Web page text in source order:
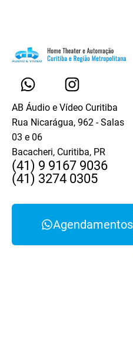
AB Áudio e Vídeo Curitiba
Rua Nicarágua, 962 - Salas
03 e 06
Bacacheri, Curitiba, PR
(41) 9 9167 9036
(41) 3274 0305
Agendamentos